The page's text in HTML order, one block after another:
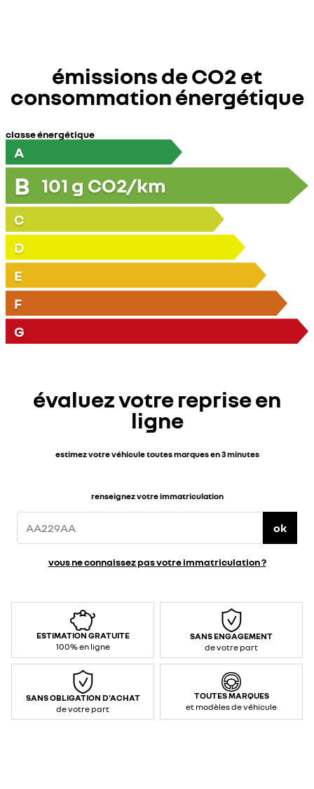
émissions de CO2 et
consommation énergétique
classe énergétique
A
B 101 g CO2/km
C
D
E
F
G
évaluez votre reprise en
ligne
estimez votre véhicule toutes marques en 3 minutes
renseignez votre immatriculation
ok
vous ne connaissez pas votre immatriculation ?
ESTIMATION GRATUITE
100% en ligne
SANS ENGAGEMENT
de votre part
SANS OBLIGATION D'ACHAT
de votre part
TOUTES MARQUES
et modèles de véhicule